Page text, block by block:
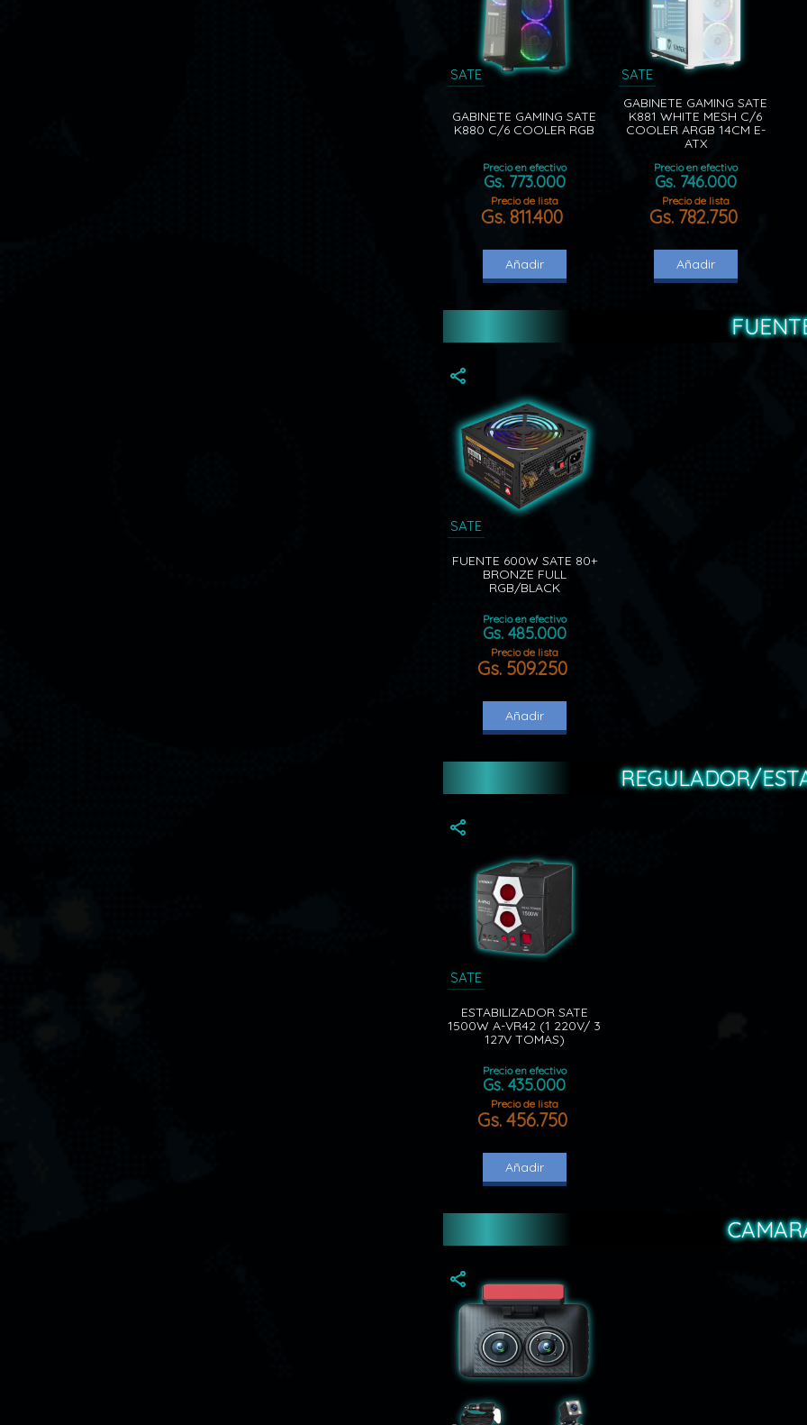
SATE
GABINETE GAMING SATE
K880 C/6 COOLER RGB
Precio en efectivo
Gs. 773.000
Precio de lista
Gs. 811.400
Añadir
SATE
GABINETE GAMING SATE
K881 WHITE MESH C/6
COOLER ARGB 14CM E-
ATX
Precio en efectivo
Gs. 746.000
Precio de lista
Gs. 782.750
Añadir
SATE
FUENTE 600W SATE 80+
BRONZE FULL
RGB/BLACK
Precio en efectivo
Gs. 485.000
Precio de lista
Gs. 509.250
Añadir
REGULADOR/
SATE
ESTABILIZADOR SATE
1500W A-VR42 (1 220V/ 3
127V TOMAS)
Precio en efectivo
Gs. 435.000
Precio de lista
Gs. 456.750
Añadir